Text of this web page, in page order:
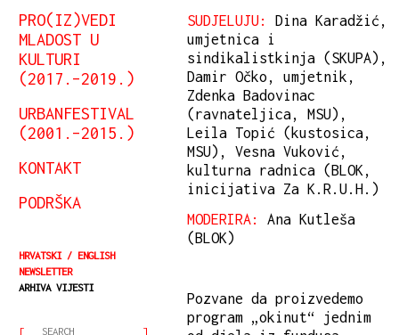
PRO(IZ)VEDI
MLADOST U
KULTURI
(2017.–2019.)
URBANFESTIVAL
(2001.–2015.)
KONTAKT
PODRŠKA
HRVATSKI
ENGLISH
NEWSLETTER
ARHIVA VIJESTI
SUDJELUJU:
Dina Karadžić,
umjetnica i
sindikalistkinja (SKUPA),
Damir Očko, umjetnik,
Zdenka Badovinac
(ravnateljica, MSU),
Leila Topić (kustosica,
MSU), Vesna Vuković,
kulturna radnica (BLOK,
inicijativa Za K.R.U.H.)
MODERIRA:
Ana Kutleša
(BLOK)
Pozvane da proizvedemo
program „okinut“ jednim